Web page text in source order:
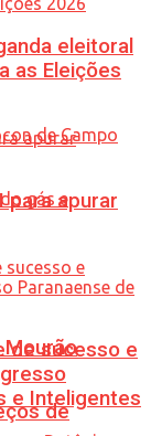
Mourão
de
eleitoral
as Eleições
para apurar
de sucesso e
e Inteligentes